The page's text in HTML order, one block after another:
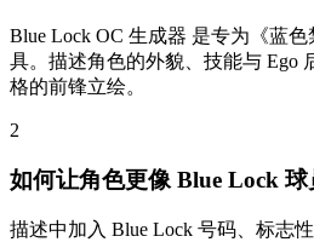
Blue Lock OC 生成器 是专为《蓝
具。描述角色的外貌、技能与 Ego
格的前锋立绘。
2
如何让角色更像 Blue Lock 球
描述中加入 Blue Lock 号码、标志